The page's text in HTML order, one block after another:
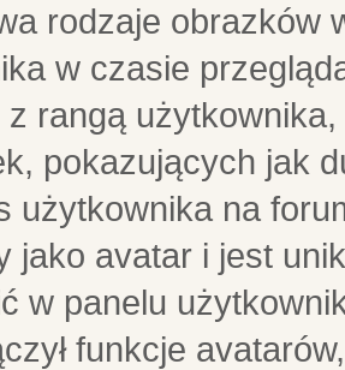
rodzaje obrazków
w czasie
z rangą
pokazujących jak
użytkownika na
jako avatar i jest
w panelu
funkcje